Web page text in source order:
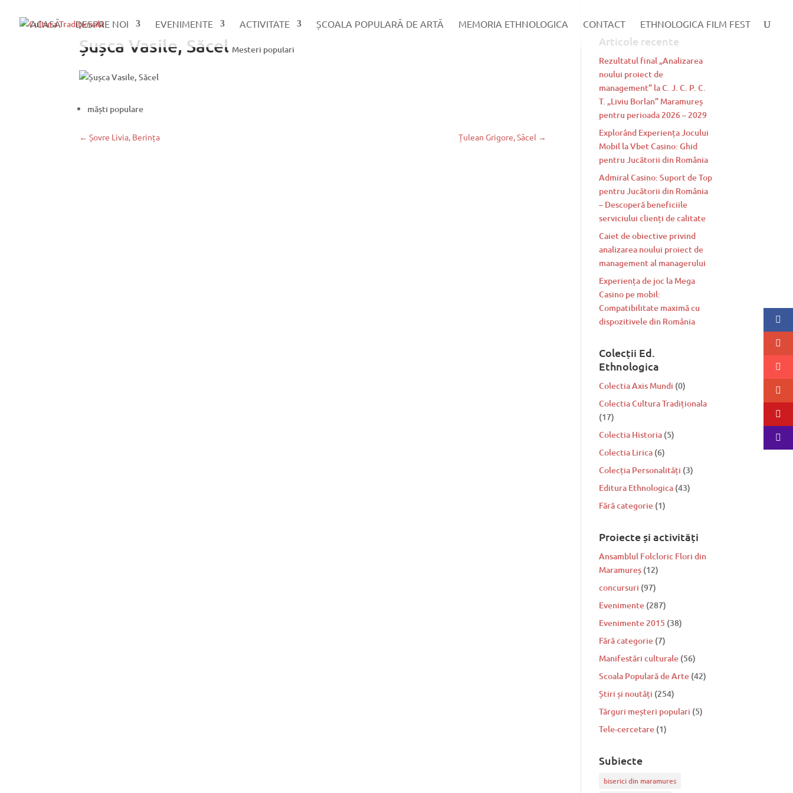
ACASĂ DESPRE NOI EVENIMENTE ACTIVITATE ȘCOALA POPULARĂ DE ARTĂ MEMORIA ETHNOLOGICA CONTACT ETHNOLOGICA FILM FEST
Șușca Vasile, Săcel Mesteri populari
măști populare
← Șovre Livia, Berința Țulean Grigore, Săcel →
Articole recente
Rezultatul final „Analizarea
noului proiect de
management” la C. J. C. P. C.
T. „Liviu Borlan” Maramureș
pentru perioada 2026 – 2029
Explorând Experiența Jocului
Mobil la Vbet Casino: Ghid
pentru Jucătorii din România
Admiral Casino: Suport de Top
pentru Jucătorii din România
– Descoperă beneficiile
serviciului clienți de calitate
Caiet de obiective privind
analizarea noului proiect de
management al managerului
Experiența de joc la Mega
Casino pe mobil:
Compatibilitate maximă cu
dispozitivele din România
Colecții Ed.
Ethnologica
Colectia Axis Mundi (0)
Colectia Cultura Tradiționala
(17)
Colectia Historia (5)
Colectia Lirica (6)
Colecția Personalități (3)
Editura Ethnologica (43)
Fără categorie (1)
Proiecte și activități
Ansamblul Folcloric Flori din
Maramureș (12)
concursuri (97)
Evenimente (287)
Evenimente 2015 (38)
Fără categorie (7)
Manifestări culturale (56)
Scoala Populară de Arte (42)
Știri și noutăți (254)
Tărguri meșteri populari (5)
Tele-cercetare (1)
Subiecte
biserici din maramures